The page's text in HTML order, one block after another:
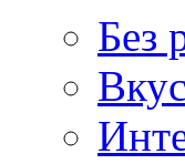
Без